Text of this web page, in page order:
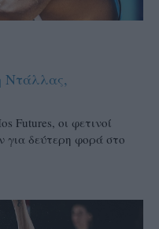
Ντάλλας,
Futures, οι φετινοί
για δεύτερη φορά στο